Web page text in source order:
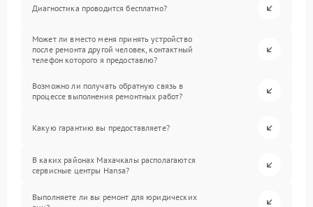
Диагностика проводится бесплатно?
Может ли вместо меня принять устройство
после ремонта другой человек, контактный
телефон которого я предоставлю?
Возможно ли получать обратную связь в
процессе выполнения ремонтных работ?
Какую гарантию вы предоставляете?
В каких районах Махачкалы располагаются
сервисные центры Hansa?
Выполняете ли вы ремонт для юридических